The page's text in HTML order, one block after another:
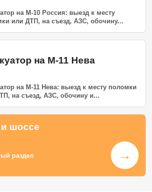
на М-10 Россия: выезд к месту
или ДТП, на съезд, АЗС, обочину...
на М-11 Нева
на М-11 Нева: выезд к месту поломки
на съезд, АЗС, обочину и...
шоссе
раздел →